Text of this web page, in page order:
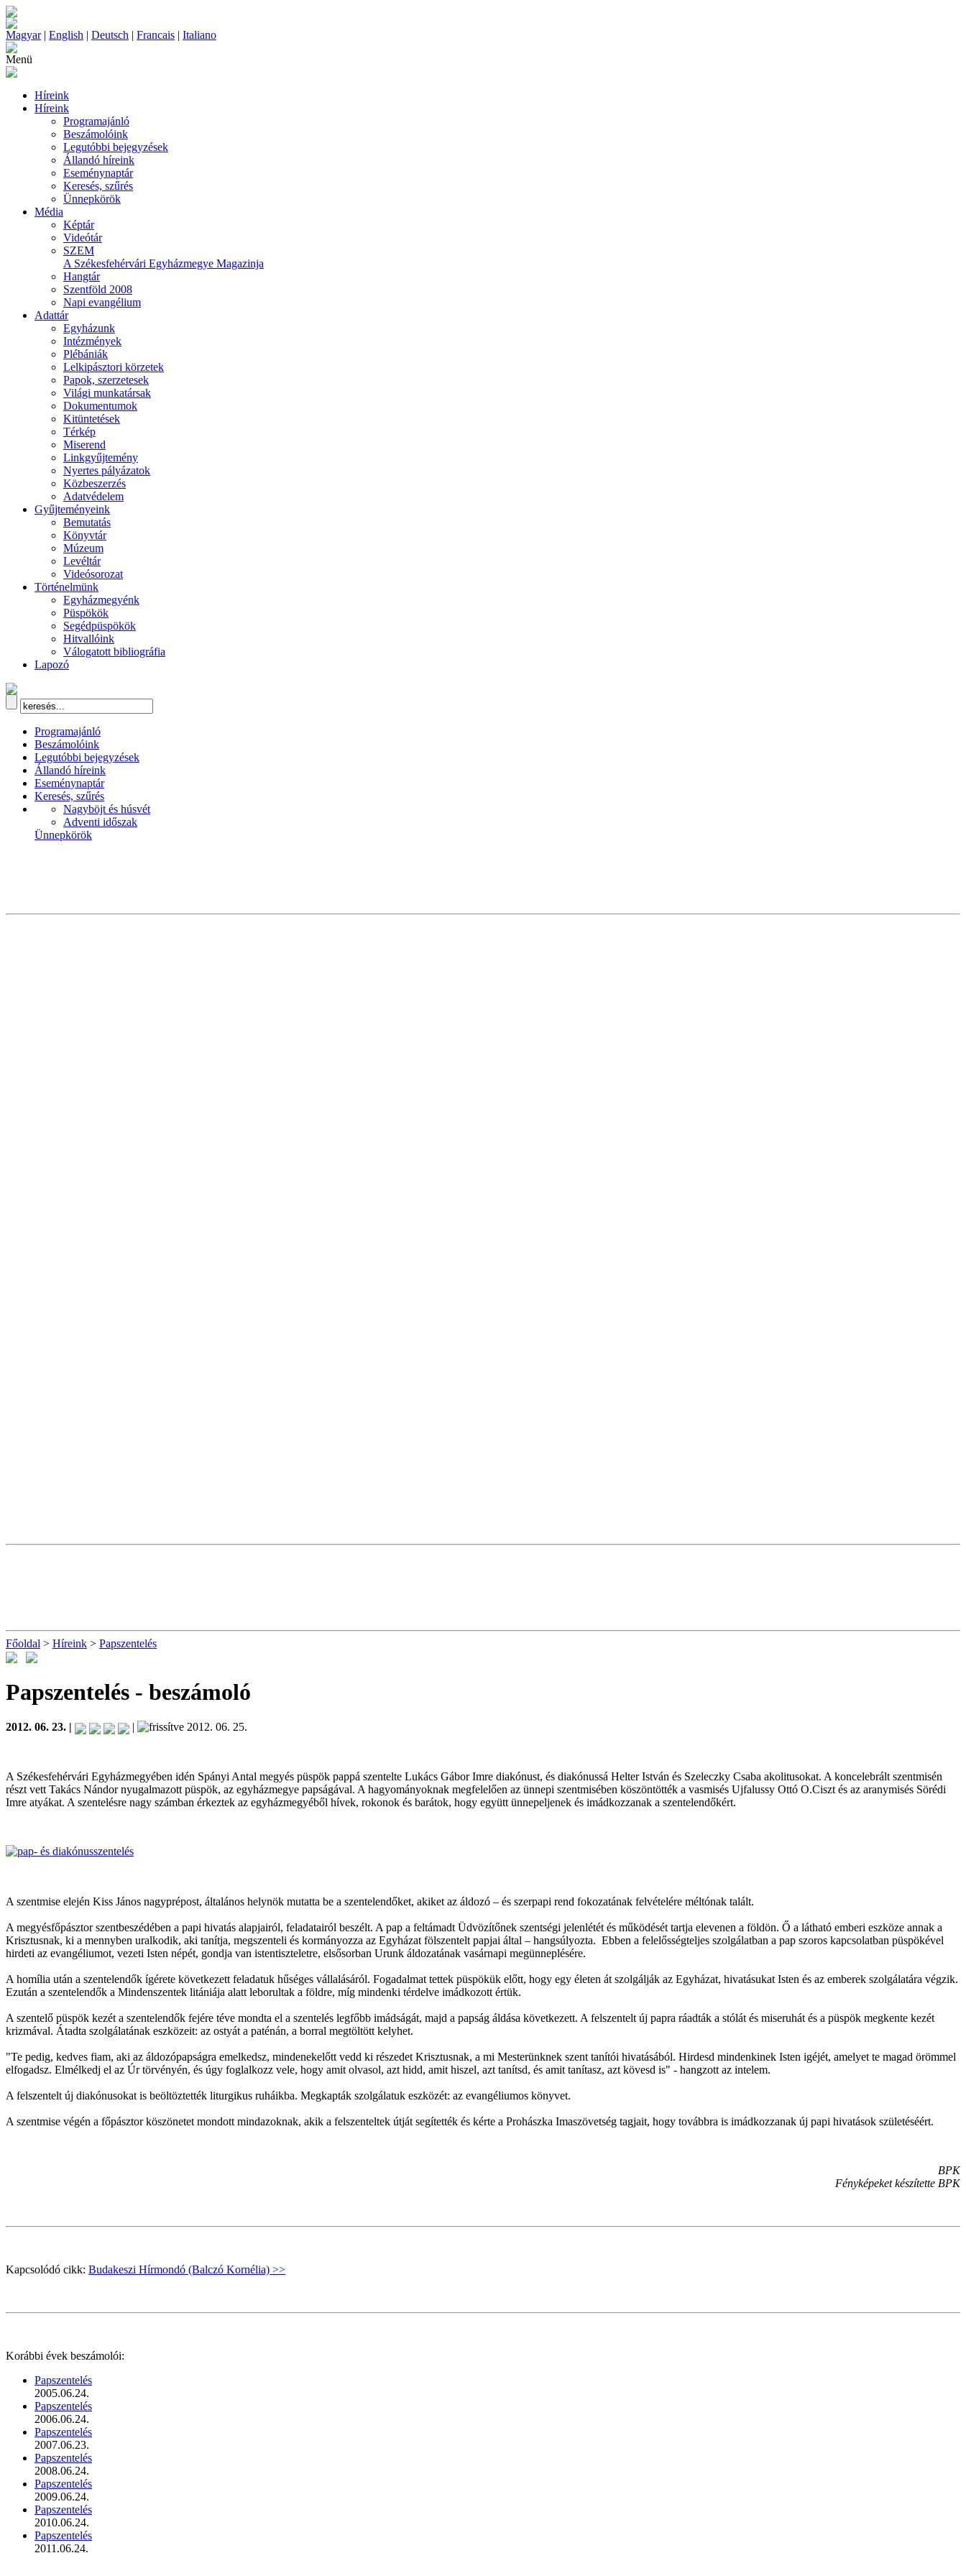
Magyar| English | Deutsch | Francais | Italiano
Menü
Híreink
Híreink
Programajánló
Beszámolóink
Legutóbbi bejegyzések
Állandó híreink
Eseménynaptár
Keresés, szűrés
Ünnepkörök
Média
Képtár
Videótár
SZEM
A Székesfehérvári Egyházmegye Magazinja
Hangtár
Szentföld 2008
Napi evangélium
Adattár
Egyházunk
Intézmények
Plébániák
Lelkipásztori körzetek
Papok, szerzetesek
Világi munkatársak
Dokumentumok
Kitüntetések
Térkép
Miserend
Linkgyűjtemény
Nyertes pályázatok
Közbeszerzés
Adatvédelem
Gyűjteményeink
Bemutatás
Könyvtár
Múzeum
Levéltár
Videósorozat
Történelmünk
Egyházmegyénk
Püspökök
Segédpüspökök
Hitvallóink
Válogatott bibliográfia
Lapozó
Programajánló
Beszámolóink
Legutóbbi bejegyzések
Állandó híreink
Eseménynaptár
Keresés, szűrés
Nagyböjt és húsvét
Adventi időszak
Ünnepkörök
Főoldal > Híreink > Papszentelés
Papszentelés - beszámoló
2012. 06. 23. | | 2012. 06. 25.
A Székesfehérvári Egyházmegyében idén Spányi Antal megyés püspök pappá szentelte Lukács Gábor Imre diakónust, és diakónussá Helter István és Szeleczky Csaba akolitusokat. A koncelebrált szentmisén
részt vett Takács Nándor nyugalmazott püspök, az egyházmegye papságával. A hagyományoknak megfelelően az ünnepi szentmisében köszöntötték a vasmisés Ujfalussy Ottó O.Ciszt és az aranymisés Sörédi
Imre atyákat. A szentelésre nagy számban érkeztek az egyházmegyéből hívek, rokonok és barátok, hogy együtt ünnepeljenek és imádkozzanak a szentelendőkért.
A szentmise elején Kiss János nagyprépost, általános helynök mutatta be a szentelendőket, akiket az áldozó – és szerpapi rend fokozatának felvételére méltónak talált.
A megyésfőpásztor szentbeszédében a papi hivatás alapjairól, feladatairól beszélt. A pap a feltámadt Üdvözítőnek szentségi jelenlétét és működését tartja elevenen a földön. Ő a látható emberi eszköze annak a
Krisztusnak, ki a mennyben uralkodik, aki tanítja, megszenteli és kormányozza az Egyházat fölszentelt papjai által – hangsúlyozta. Ebben a felelősségteljes szolgálatban a pap szoros kapcsolatban püspökével
hirdeti az evangéliumot, vezeti Isten népét, gondja van istentiszteletre, elsősorban Urunk áldozatának vasárnapi megünneplésére.
A homília után a szentelendők ígérete következett feladatuk hűséges vállalásáról. Fogadalmat tettek püspökük előtt, hogy egy életen át szolgálják az Egyházat, hivatásukat Isten és az emberek szolgálatára végzik.
Ezután a szentelendők a Mindenszentek litániája alatt leborultak a földre, míg mindenki térdelve imádkozott értük.
A szentelő püspök kezét a szentelendők fejére téve mondta el a szentelés legfőbb imádságát, majd a papság áldása következett. A felszentelt új papra ráadták a stólát és miseruhát és a püspök megkente kezét
krizmával. Átadta szolgálatának eszközeit: az ostyát a paténán, a borral megtöltött kelyhet.
"Te pedig, kedves fiam, aki az áldozópapságra emelkedsz, mindenekelőtt vedd ki részedet Krisztusnak, a mi Mesterünknek szent tanítói hivatásából. Hirdesd mindenkinek Isten igéjét, amelyet te magad örömmel
elfogadsz. Elmélkedj el az Úr törvényén, és úgy foglalkozz vele, hogy amit olvasol, azt hidd, amit hiszel, azt tanítsd, és amit tanítasz, azt kövesd is" - hangzott az intelem.
A felszentelt új diakónusokat is beöltöztették liturgikus ruháikba. Megkapták szolgálatuk eszközét: az evangéliumos könyvet.
A szentmise végén a főpásztor köszönetet mondott mindazoknak, akik a felszenteltek útját segítették és kérte a Prohászka Imaszövetség tagjait, hogy továbbra is imádkozzanak új papi hivatások születéséért.
BPK
Fényképeket készítette BPK
Kapcsolódó cikk: Budakeszi Hírmondó (Balczó Kornélia) >>
Korábbi évek beszámolói:
Papszentelés
2005.06.24.
Papszentelés
2006.06.24.
Papszentelés
2007.06.23.
Papszentelés
2008.06.24.
Papszentelés
2009.06.24.
Papszentelés
2010.06.24.
Papszentelés
2011.06.24.